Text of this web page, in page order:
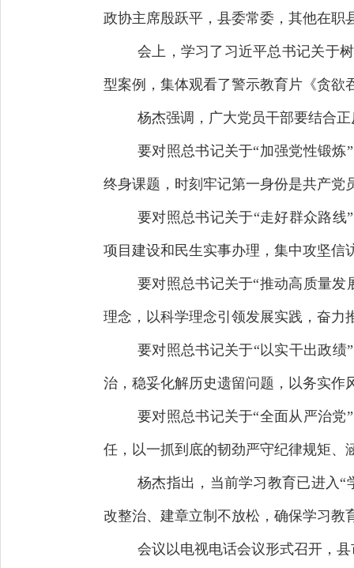
政协主席殷跃平，县委常委，其他在职
会上，学习了习近平总书记关于
型案例，集体观看了警示教育片《贪
杨杰强调，广大党员干部要结合
要对照总书记关于“加强党性锻
终身课题，时刻牢记第一身份是共产党
要对照总书记关于“走好群众路
项目建设和民生实事办理，集中攻坚信
要对照总书记关于“推动高质量
理念，以科学理念引领发展实践，奋力
要对照总书记关于“以实干出政
治，稳妥化解历史遗留问题，以务实作
要对照总书记关于“全面从严治
任，以一抓到底的韧劲严守纪律规矩、
杨杰指出，当前学习教育已进入
改整治、建章立制不放松，确保学习教
会议以电视电话会议形式召开